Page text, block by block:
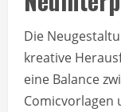
Die
kreative
eine Balance
Comicvorlagen